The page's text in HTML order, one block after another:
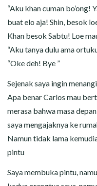
“Aku khan cuman bo’ong!
buat elo aja! Shin, besok
Khan besok Sabtu! Loe
“Aku tanya dulu ama
“Oke deh! Bye ”
Sejenak saya ingin
Apa benar Carlos mau
merasa bahwa masa
saya mengajaknya ke
Namun tidak lama
pintu
Saya membuka pintu,